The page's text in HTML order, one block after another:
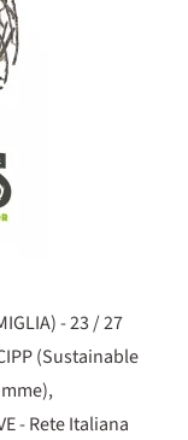
- 23 / 27
(Sustainable
- Rete Italiana